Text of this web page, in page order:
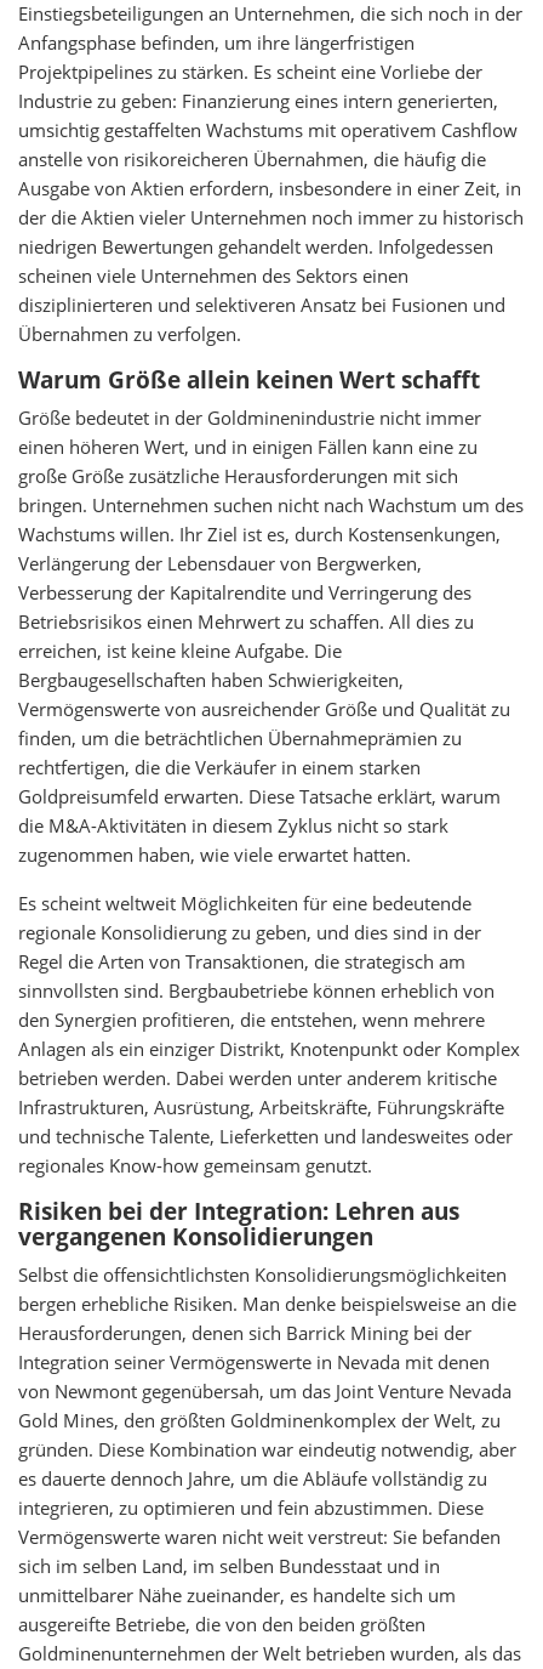
Einstiegsbeteiligungen an Unternehmen, die sich noch in der
Anfangsphase befinden, um ihre längerfristigen
Projektpipelines zu stärken. Es scheint eine Vorliebe der
Industrie zu geben: Finanzierung eines intern generierten,
umsichtig gestaffelten Wachstums mit operativem Cashflow
anstelle von risikoreicheren Übernahmen, die häufig die
Ausgabe von Aktien erfordern, insbesondere in einer Zeit, in
der die Aktien vieler Unternehmen noch immer zu historisch
niedrigen Bewertungen gehandelt werden. Infolgedessen
scheinen viele Unternehmen des Sektors einen
disziplinierteren und selektiveren Ansatz bei Fusionen und
Übernahmen zu verfolgen.
Warum Größe allein keinen Wert schafft
Größe bedeutet in der Goldminenindustrie nicht immer
einen höheren Wert, und in einigen Fällen kann eine zu
große Größe zusätzliche Herausforderungen mit sich
bringen. Unternehmen suchen nicht nach Wachstum um des
Wachstums willen. Ihr Ziel ist es, durch Kostensenkungen,
Verlängerung der Lebensdauer von Bergwerken,
Verbesserung der Kapitalrendite und Verringerung des
Betriebsrisikos einen Mehrwert zu schaffen. All dies zu
erreichen, ist keine kleine Aufgabe. Die
Bergbaugesellschaften haben Schwierigkeiten,
Vermögenswerte von ausreichender Größe und Qualität zu
finden, um die beträchtlichen Übernahmeprämien zu
rechtfertigen, die die Verkäufer in einem starken
Goldpreisumfeld erwarten. Diese Tatsache erklärt, warum
die M&A-Aktivitäten in diesem Zyklus nicht so stark
zugenommen haben, wie viele erwartet hatten.
Es scheint weltweit Möglichkeiten für eine bedeutende
regionale Konsolidierung zu geben, und dies sind in der
Regel die Arten von Transaktionen, die strategisch am
sinnvollsten sind. Bergbaubetriebe können erheblich von
den Synergien profitieren, die entstehen, wenn mehrere
Anlagen als ein einziger Distrikt, Knotenpunkt oder Komplex
betrieben werden. Dabei werden unter anderem kritische
Infrastrukturen, Ausrüstung, Arbeitskräfte, Führungskräfte
und technische Talente, Lieferketten und landesweites oder
regionales Know-how gemeinsam genutzt.
Risiken bei der Integration: Lehren aus
vergangenen Konsolidierungen
Selbst die offensichtlichsten Konsolidierungsmöglichkeiten
bergen erhebliche Risiken. Man denke beispielsweise an die
Herausforderungen, denen sich Barrick Mining bei der
Integration seiner Vermögenswerte in Nevada mit denen
von Newmont gegenübersah, um das Joint Venture Nevada
Gold Mines, den größten Goldminenkomplex der Welt, zu
gründen. Diese Kombination war eindeutig notwendig, aber
es dauerte dennoch Jahre, um die Abläufe vollständig zu
integrieren, zu optimieren und fein abzustimmen. Diese
Vermögenswerte waren nicht weit verstreut: Sie befanden
sich im selben Land, im selben Bundesstaat und in
unmittelbarer Nähe zueinander, es handelte sich um
ausgereifte Betriebe, die von den beiden größten
Goldminenunternehmen der Welt betrieben wurden, als das